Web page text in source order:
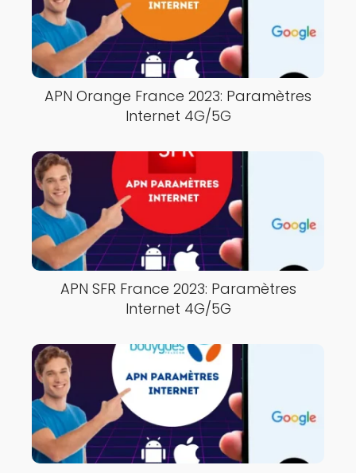
APN Orange France 2023: Paramètres
Internet 4G/5G
APN SFR France 2023: Paramètres
Internet 4G/5G